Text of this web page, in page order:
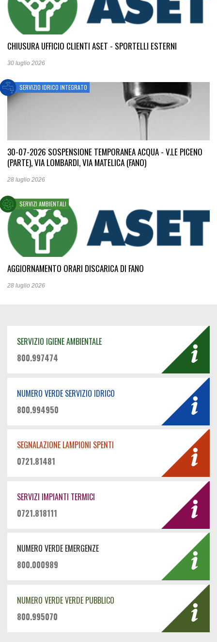
CHIUSURA UFFICIO CLIENTI ASET - SPORTELLI ESTERNI
30 luglio 2026
SERVIZIO IDRICO INTEGRATO
30-07-2026 SOSPENSIONE TEMPORANEA ACQUA - V.LE PICENO
(PARTE), VIA LOMBARDI, VIA MATELICA (FANO)
28 luglio 2026
SERVIZI AMBIENTALI
AGGIORNAMENTO ORARI DISCARICA DI FANO
28 luglio 2026
SERVIZIO IGIENE AMBIENTALE
800.997474
NUMERO VERDE SERVIZIO IDRICO
800.994950
SEGNALAZIONE LAMPIONI SPENTI
0721.81481
SERVIZI IMPIANTI TERMICI
0721.818111
NUMERO VERDE EMERGENZE
800.000989
NUMERO VERDE VERDE PUBBLICO
800.995070